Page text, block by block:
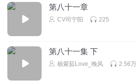
第八十一章
CV司宁阳 225
第八十一集 下
杨紫茹Love_晚风 2.56万